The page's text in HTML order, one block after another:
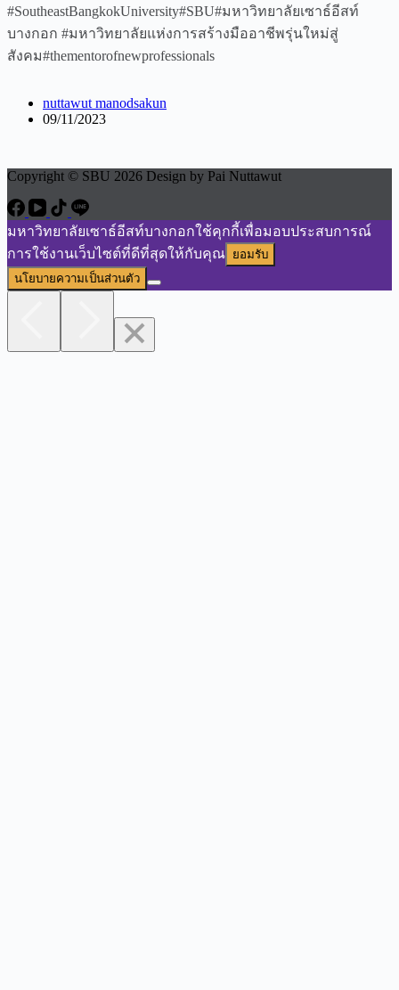
#SoutheastBangkokUniversity#SBU#มหาวิทยาลัยเซาธ์อีสท์
บางกอก #มหาวิทยาลัยแห่งการสร้างมืออาชีพรุ่นใหม่สู่
สังคม#thementorofnewprofessionals
nuttawut manodsakun
09/11/2023
Copyright © SBU 2026 Design by Pai Nuttawut
มหาวิทยาลัยเซาธ์อีสท์บางกอกใช้คุกกี้เพื่อมอบประสบการณ์
การใช้งานเว็บไซต์ที่ดีที่สุดให้กับคุณ ยอมรับ
นโยบายความเป็นส่วนตัว